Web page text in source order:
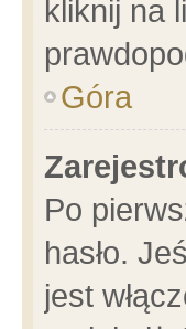
kliknij na
Góra
Po
hasło.
jest